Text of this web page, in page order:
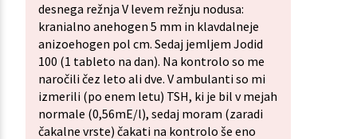
desnega režnja V levem režnju nodusa:
kranialno anehogen 5 mm in klavdalneje
anizoehogen pol cm. Sedaj jemljem Jodid
100 (1 tableto na dan). Na kontrolo so me
naročili čez leto ali dve. V ambulanti so mi
izmerili (po enem letu) TSH, ki je bil v mejah
normale (0,56mE/l), sedaj moram (zaradi
čakalne vrste) čakati na kontrolo še eno